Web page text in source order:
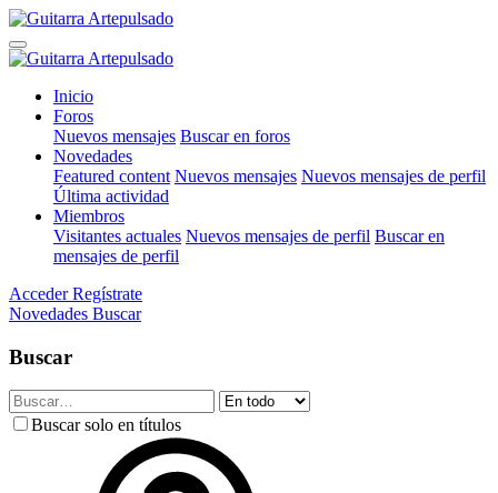
Inicio
Foros
Nuevos mensajes Buscar en foros
Novedades
Featured content Nuevos mensajes Nuevos mensajes de perfil
Última actividad
Miembros
Visitantes actuales Nuevos mensajes de perfil Buscar en
mensajes de perfil
Acceder Regístrate
Novedades Buscar
Buscar
Buscar solo en títulos